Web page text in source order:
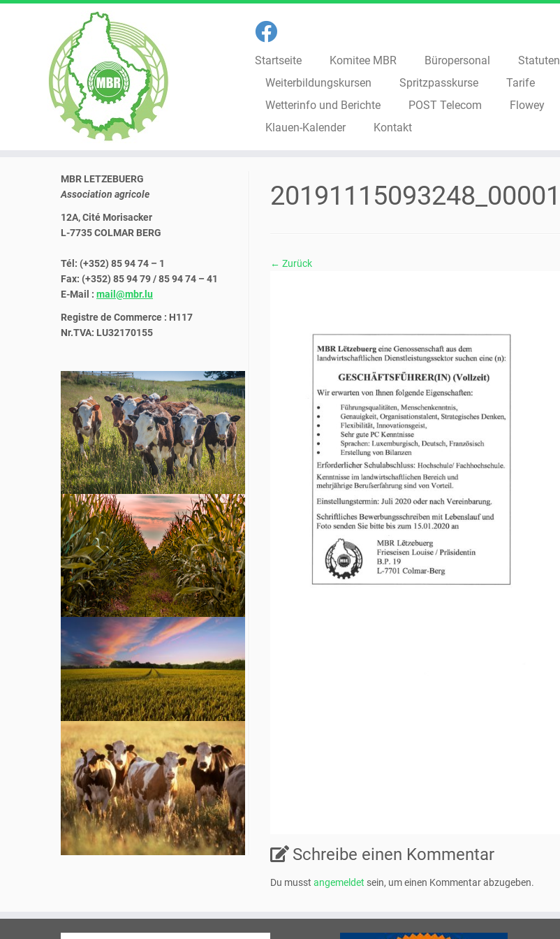
Startseite Komitee MBR Büropersonal Statuten
Weiterbildungskursen
Spritzpasskurse Tarife
Wetterinfo und Berichte
POST Telecom Flowey
Klauen-Kalender
Kontakt
MBR LETZEBUERG
Association agricole
12A, Cité Morisacker
L-7735 COLMAR BERG
Tél: (+352) 85 94 74 – 1
Fax: (+352) 85 94 79 / 85 94 74 – 41
E-Mail : mail@mbr.lu
Registre de Commerce : H117
Nr.TVA: LU32170155
20191115093248_00001
← Zurück
Schreibe einen Kommentar
Du musst angemeldet sein, um einen Kommentar abzugeben.